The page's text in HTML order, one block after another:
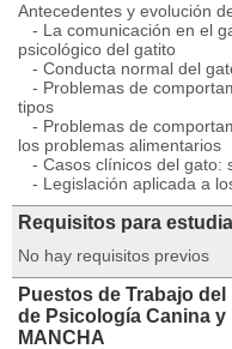
Antecedentes y evolución
- La comunicación en el
psicológico del gatito
- Conducta normal del
- Problemas de
tipos
- Problemas de
los problemas alimentarios
- Casos clínicos del gato:
- Legislación aplicada a
Requisitos para
No hay requisitos previos
Puestos de Trabajo
de Psicología Canina y
MANCHA